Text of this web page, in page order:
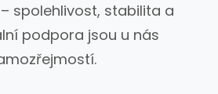
spolehlivost, stabilita a
podpora jsou u nás